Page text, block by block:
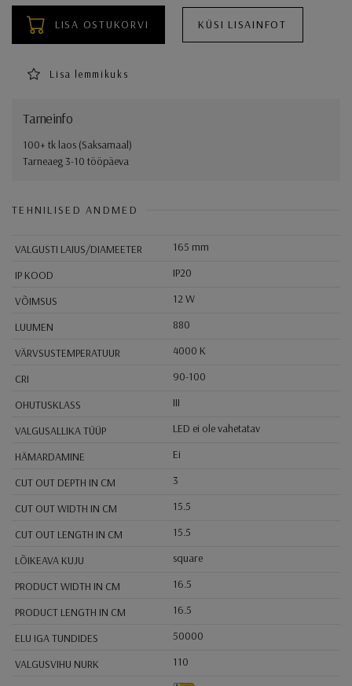
LISA OSTUKORVI KÜSI LISAINFOT
Lisa lemmikuks
Tarneinfo
100+ tk laos (Saksamaal)
Tarneaeg 3-10 tööpäeva
TEHNILISED ANDMED
VALGUSTI LAIUS/DIAMEETER
165 mm
IP KOOD
IP20
VÕIMSUS
12 W
LUUMEN
880
VÄRVSUSTEMPERATUUR
4000 K
CRI
90-100
OHUTUSKLASS
III
VALGUSALLIKA TÜÜP
LED ei ole vahetatav
HÄMARDAMINE
Ei
CUT OUT DEPTH IN CM
3
CUT OUT WIDTH IN CM
15.5
CUT OUT LENGTH IN CM
15.5
LÕIKEAVA KUJU
square
PRODUCT WIDTH IN CM
16.5
PRODUCT LENGTH IN CM
16.5
ELU IGA TUNDIDES
50000
VALGUSVIHU NURK
110